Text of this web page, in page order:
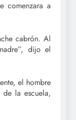
comenzara a
cabrón. Al
dijo el
el hombre
la escuela,